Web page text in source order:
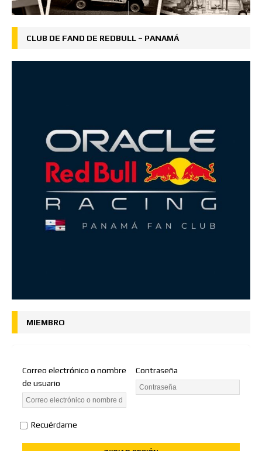
CLUB DE FAND DE REDBULL – PANAMÁ
MIEMBRO
Correo electrónico o nombre
de usuario
Contraseña
Recuérdame